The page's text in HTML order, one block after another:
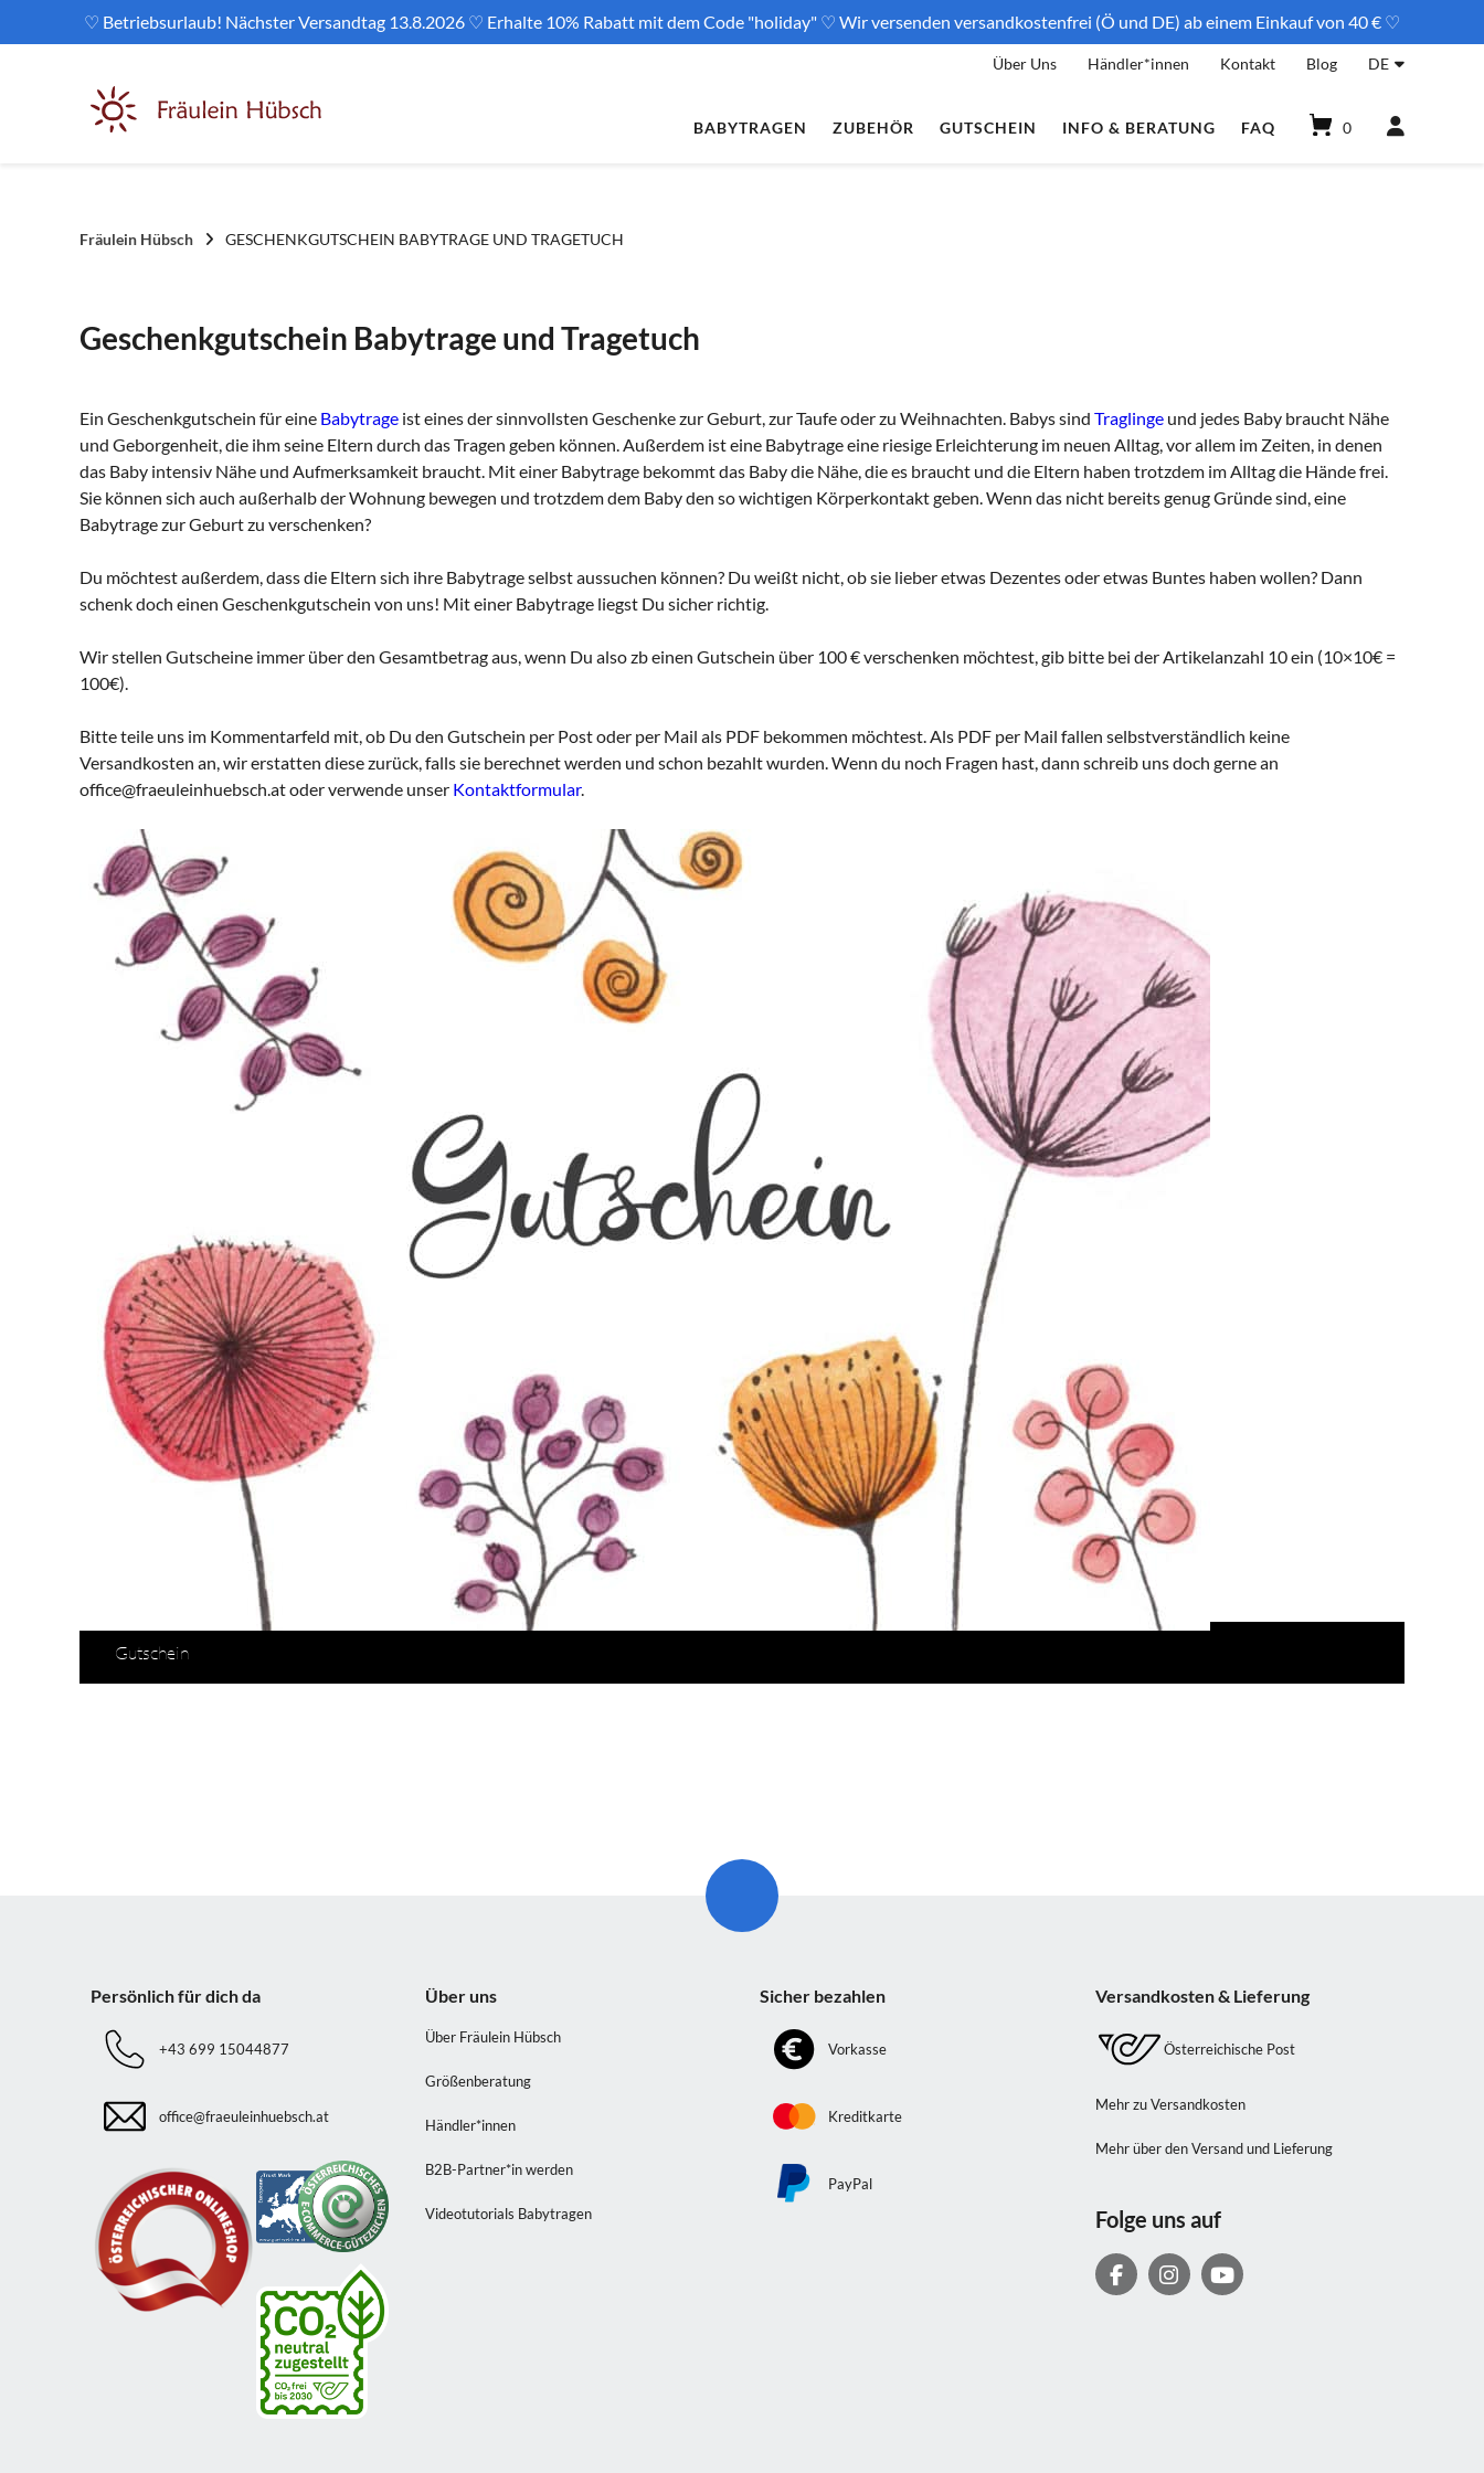
♡ Betriebsurlaub! Nächster Versandtag 13.8.2026 ♡ Erhalte 10% Rabatt mit dem Code "holiday" ♡ Wir versenden versandkostenfrei (Ö und DE) ab einem Einkauf von 40 € ♡
Über Uns Händler*innen Kontakt Blog DE
BABYTRAGEN ZUBEHÖR GUTSCHEIN INFO & BERATUNG FAQ 0
Fräulein Hübsch GESCHENKGUTSCHEIN BABYTRAGE UND TRAGETUCH
Geschenkgutschein Babytrage und Tragetuch
Ein Geschenkgutschein für eine Babytrageist eines der sinnvollsten Geschenke zur Geburt, zur Taufe oder zu Weihnachten. Babys sind Traglinge und jedes Baby braucht Nähe
und Geborgenheit, die ihm seine Eltern durch das Tragen geben können. Außerdem ist eine Babytrage eine riesige Erleichterung im neuen Alltag, vor allem im Zeiten, in denen
das Baby intensiv Nähe und Aufmerksamkeit braucht. Mit einer Babytrage bekommt das Baby die Nähe, die es braucht und die Eltern haben trotzdem im Alltag die Hände frei.
Sie können sich auch außerhalb der Wohnung bewegen und trotzdem dem Baby den so wichtigen Körperkontakt geben. Wenn das nicht bereits genug Gründe sind, eine
Babytrage zur Geburt zu verschenken?
Du möchtest außerdem, dass die Eltern sich ihre Babytrage selbst aussuchen können? Du weißt nicht, ob sie lieber etwas Dezentes oder etwas Buntes haben wollen? Dann
schenk doch einen Geschenkgutschein von uns! Mit einer Babytrage liegst Du sicher richtig.
Wir stellen Gutscheine immer über den Gesamtbetrag aus, wenn Du also zb einen Gutschein über 100 € verschenken möchtest, gib bitte bei der Artikelanzahl 10 ein (10×10€ =
100€).
Bitte teile uns im Kommentarfeld mit, ob Du den Gutschein per Post oder per Mail als PDF bekommen möchtest. Als PDF per Mail fallen selbstverständlich keine
Versandkosten an, wir erstatten diese zurück, falls sie berechnet werden und schon bezahlt wurden. Wenn du noch Fragen hast, dann schreib uns doch gerne an
office@fraeuleinhuebsch.at oder verwende unser Kontaktformular.
Gutschein
Persönlich für dich da
+43 699 15044877
office@fraeuleinhuebsch.at
Über uns
Über Fräulein Hübsch
Größenberatung
Händler*innen
B2B-Partner*in werden
Videotutorials Babytragen
Sicher bezahlen
Vorkasse
Kreditkarte
PayPal
Versandkosten & Lieferung
Österreichische Post
Mehr zu Versandkosten
Mehr über den Versand und Lieferung
Folge uns auf